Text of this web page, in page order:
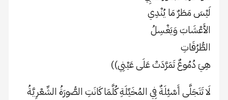
لَيْسَ مَطَرٌ مَا يُنْدِي
الأَعْشَابَ وَيَغْسِلُ
الطُّرُقَاتِ
هِيَ دُمُوعٌ تَمَرَّدَتْ عَلَى عَيْنِي))
لَا تَتَجَلَّى أَسْئِلَةٌ فِي المُخَيِّلَةِ كُلَّمَا كَانَتِ الصُّورَةُ الشِّعْرِيَّةُ